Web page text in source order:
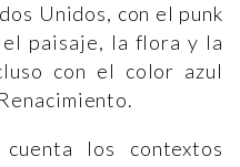
Unidos, con el punk
el paisaje, la flora y la
con el color azul
los contextos